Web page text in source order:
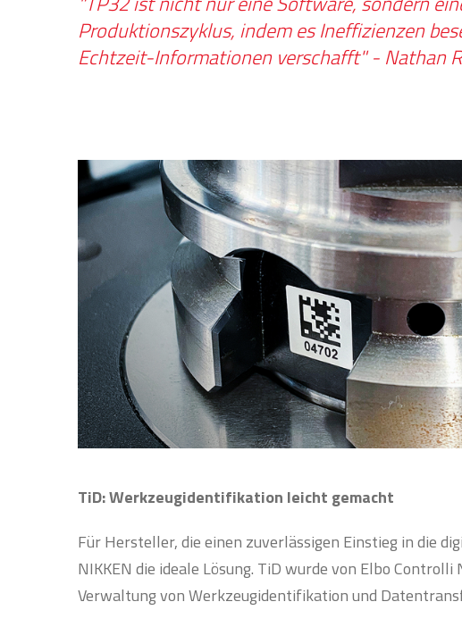
Produktionszyklus, indem es Ineffizienzen
Echtzeit-Informationen verschafft" - Nathan
TiD: Werkzeugidentifikation leicht gemacht
Für Hersteller, die einen zuverlässigen Einstieg in die
NIKKEN die ideale Lösung. TiD wurde von Elbo
Verwaltung von Werkzeugidentifikation und